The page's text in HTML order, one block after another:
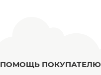
ПОМОЩЬ ПОКУПАТЕЛЮ